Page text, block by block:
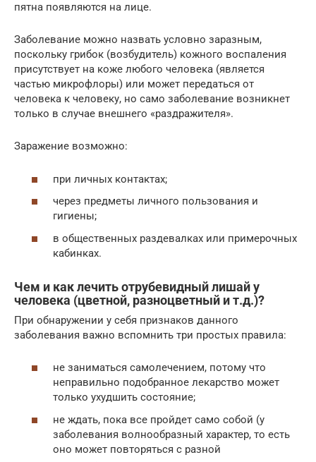
пятна появляются на лице.
Заболевание можно назвать условно заразным,
поскольку грибок (возбудитель) кожного воспаления
присутствует на коже любого человека (является
частью микрофлоры) или может передаться от
человека к человеку, но само заболевание возникнет
только в случае внешнего «раздражителя».
Заражение возможно:
при личных контактах;
через предметы личного пользования и
гигиены;
в общественных раздевалках или примерочных
кабинках.
Чем и как лечить отрубевидный лишай у
человека (цветной, разноцветный и т.д.)?
При обнаружении у себя признаков данного
заболевания важно вспомнить три простых правила:
не заниматься самолечением, потому что
неправильно подобранное лекарство может
только ухудшить состояние;
не ждать, пока все пройдет само собой (у
заболевания волнообразный характер, то есть
оно может повторяться с разной